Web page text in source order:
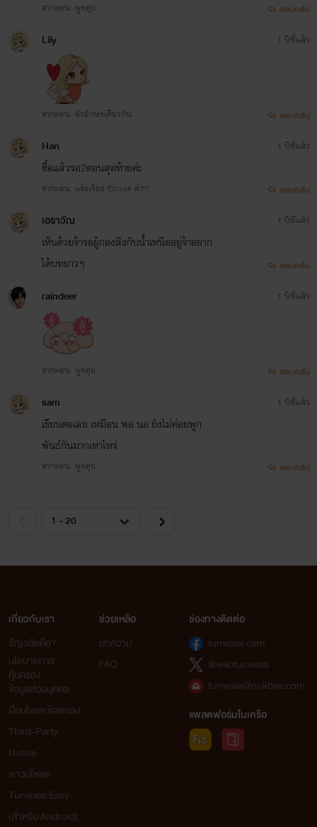
จากตอน: พูดคุย ตอบกลับ
Lily
จากตอน: ตัวอักษรเดียวกัน
1 ปีที่แล้ว
ตอบกลับ
Han
ซื้อแล้วรอ2ตอนสุดท้ายค่ะ
จากตอน: แจ้งเรื่อง Ebook ค่าาา
1 ปีที่แล้ว
ตอบกลับ
เอราวัณ
เห็นด้วยจ้ารอผู้กองสิงกับน้ำเหนืออยู่จ้าอยาก
ได้บทยาวๆ
1 ปีที่แล้ว
ตอบกลับ
raindeer
จากตอน: พูดคุย
1 ปีที่แล้ว
ตอบกลับ
sam
เขียนต่อเลย เหมือน พอ นอ ยังไม่ค่อยพูก
พันธ์กันมากเท่าไหร่
จากตอน: พูดคุย
1 ปีที่แล้ว
ตอบกลับ
เกี่ยวกับเรา
ธัญวลัยคือ?
นโยบายการ
คุ้มครอง
ข้อมูลส่วนบุคคล
เงื่อนไขและข้อตกลง
Third-Party
Notice
ดาวน์โหลด
Tunwalai Easy
(สำหรับ Android)
ช่วยเหลือ
บทความ
FAQ
ช่องทางติดต่อ
tunwalai.com
@webtunwalai
tunwalai@ookbee.com
แพลตฟอร์มในเครือ